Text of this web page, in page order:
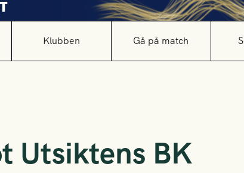
Klubben Gå på match
Utsiktens BK